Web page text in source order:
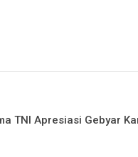
TNI Apresiasi Gebyar